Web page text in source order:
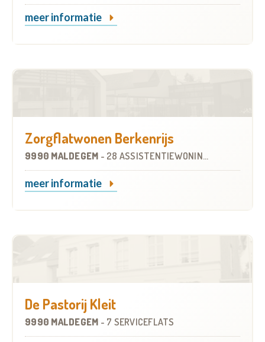
meer informatie
Zorgflatwonen Berkenrijs
9990 MALDEGEM - 28 ASSISTENTIEWONINGEN
meer informatie
De Pastorij Kleit
9990 MALDEGEM - 7 SERVICEFLATS